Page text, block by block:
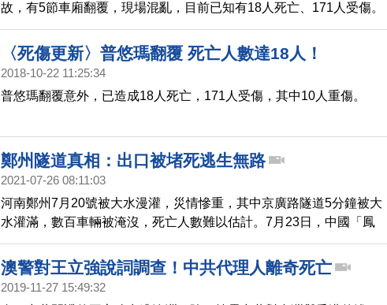
故，有5節車廂翻覆，現場混亂，目前已知有18人死亡、171人受傷。
〈死傷更新〉普悠瑪翻覆 死亡人數達18人！
2018-10-22 11:25:34
普悠瑪翻覆意外，已造成18人死亡，171人受傷，其中10人重傷。
鄭州隧道真相：出口被堵死逃生無路
2021-07-26 08:11:03
河南鄭州7月20號被大水漫灌，災情慘重，其中京廣路隧道5分鐘被大
水灌滿，數百車輛被淹沒，死亡人數難以估計。7月23日，中國「鳳
凰網河南」發布一則採訪視頻，由親歷者還原京廣隧道逃生過程。影
片標題就提到，「當天上午出口已堵死，提前封閉入口該多好。」目
前，這個影片已被限制播放；不過有倖存者再次透露細節。
澳警對王立強說詞調查！中共代理人離奇死亡
2019-11-27 15:49:32